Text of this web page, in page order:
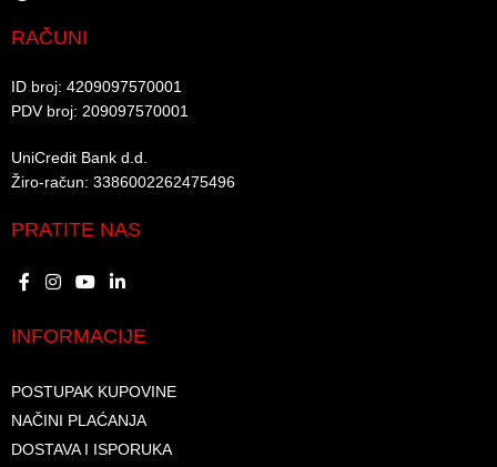
RAČUNI
ID broj: 4209097570001​
PDV broj: 209097570001 ​
UniCredit Bank d.d.​
Žiro-račun: 3386002262475496​​
PRATITE NAS
INFORMACIJE
POSTUPAK KUPOVINE
NAČINI PLAĆANJA
DOSTAVA I ISPORUKA